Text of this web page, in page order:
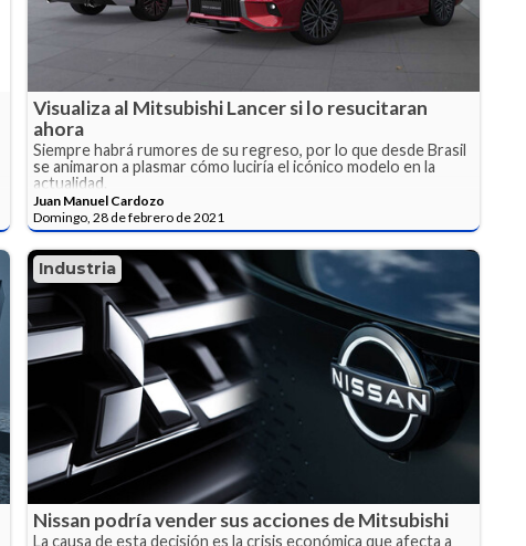
Visualiza al Mitsubishi Lancer si lo resucitaran
ahora
Siempre habrá rumores de su regreso, por lo que desde Brasil
se animaron a plasmar cómo luciría el icónico modelo en la
actualidad.
Juan Manuel Cardozo
Domingo, 28 de febrero de 2021
Industria
Nissan podría vender sus acciones de Mitsubishi
La causa de esta decisión es la crisis económica que afecta a